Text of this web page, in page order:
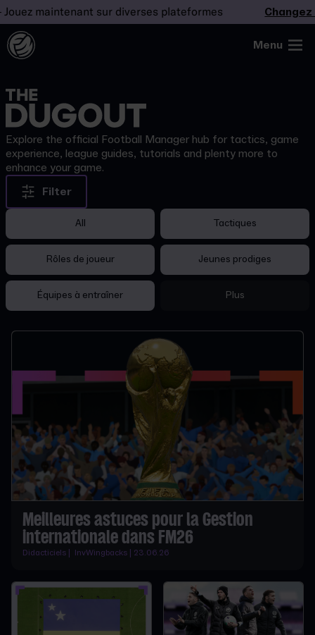
maintenant sur diverses plateformes Changez la
Menu
Explore the official Football Manager hub for tactics, game
experience, league guides, tutorials and plenty more to
enhance your game.
Filter
All Tactiques
Rôles de joueur Jeunes prodiges
Équipes à entraîner Plus
Meilleures astuces pour la Gestion
internationale dans FM26
Didacticiels | InvWingbacks | 23.06.26